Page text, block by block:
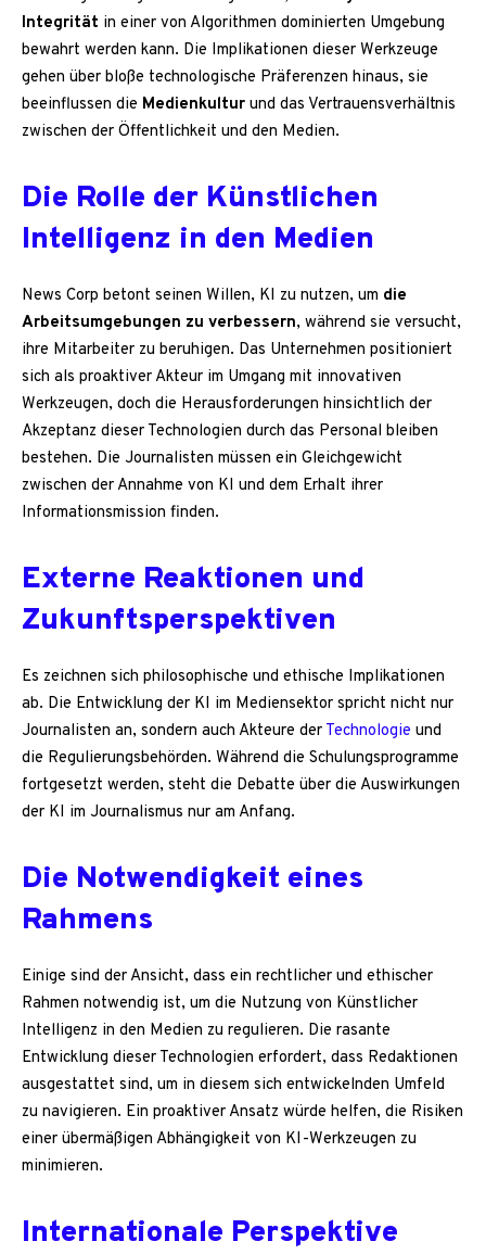
Integrität in einer von Algorithmen dominierten Umgebung
bewahrt werden kann. Die Implikationen dieser Werkzeuge
gehen über bloße technologische Präferenzen hinaus, sie
beeinflussen die Medienkultur und das Vertrauensverhältnis
zwischen der Öffentlichkeit und den Medien.
Die Rolle der Künstlichen
Intelligenz in den Medien
News Corp betont seinen Willen, KI zu nutzen, um die
Arbeitsumgebungen zu verbessern, während sie versucht,
ihre Mitarbeiter zu beruhigen. Das Unternehmen positioniert
sich als proaktiver Akteur im Umgang mit innovativen
Werkzeugen, doch die Herausforderungen hinsichtlich der
Akzeptanz dieser Technologien durch das Personal bleiben
bestehen. Die Journalisten müssen ein Gleichgewicht
zwischen der Annahme von KI und dem Erhalt ihrer
Informationsmission finden.
Externe Reaktionen und
Zukunftsperspektiven
Es zeichnen sich philosophische und ethische Implikationen
ab. Die Entwicklung der KI im Mediensektor spricht nicht nur
Journalisten an, sondern auch Akteure der Technologie und
die Regulierungsbehörden. Während die Schulungsprogramme
fortgesetzt werden, steht die Debatte über die Auswirkungen
der KI im Journalismus nur am Anfang.
Die Notwendigkeit eines
Rahmens
Einige sind der Ansicht, dass ein rechtlicher und ethischer
Rahmen notwendig ist, um die Nutzung von Künstlicher
Intelligenz in den Medien zu regulieren. Die rasante
Entwicklung dieser Technologien erfordert, dass Redaktionen
ausgestattet sind, um in diesem sich entwickelnden Umfeld
zu navigieren. Ein proaktiver Ansatz würde helfen, die Risiken
einer übermäßigen Abhängigkeit von KI-Werkzeugen zu
minimieren.
Internationale Perspektive